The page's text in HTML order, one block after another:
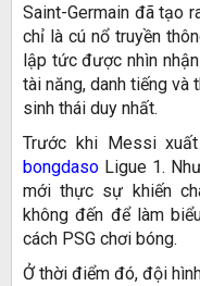
Saint-Germain đã tạo
chỉ là cú nổ truyền
lập tức được nhìn
tài năng, danh tiếng và
sinh thái duy nhất.
Trước khi Messi
bongdaso Ligue 1.
mới thực sự khiến
không đến để làm
cách PSG chơi bóng.
Ở thời điểm đó, đội